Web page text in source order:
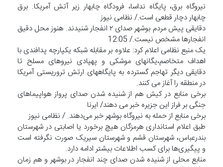
نیروگاه برق، پایگاه نداسا، فرودگاه چابهار زیر آتش آمریکا. برق
چابهار دچار قطعی است./ نظامی نیوز
دقایقی پیش مردم بوشهر صدای ۲ انفجار شنیدند. هنوز محل دقیق
انفجارها مشخص نیست./ 12:05
یک منبع نظامی اعلام کرد: علاوه بر مقابله شبکه یکپارچه پدافندی با
اهداف متخاصم،یگانهای موشکی و پهپادی نیروهای مسلح تا
دقایقی دیگر تهاجم گسترده به پایگاههای ارتش تروریستی آمریکا
در منطقه را آغاز می کنند.
برخی منابع در کیش هم از شنیده ‌شدن صدای پرواز هواپیماهای
جنگی بر فراز این جزیره خبر می دهند/ ایرنا
برخی منابع از حمله به نیروگاه بوشهر خبر می‌دهند. / نظامی نیوز
طبق اعلام استانداری هرمزگان هیچ برخورد یا اصابتی در شهرستان
بندرعباس، شهرستان قشم و شهرستان سیریک صورت نگرفته است
و پیگیری‌ها برای کسب اطلاعات بیشتر ادامه دارد.
منابع محلی از شنیده شدن صدای چند انفجار در بوشهر و هم زمان